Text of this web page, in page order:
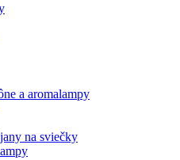
a aromalampy
na sviečky